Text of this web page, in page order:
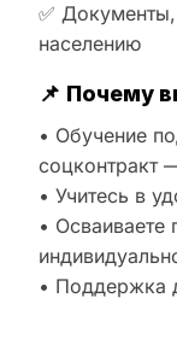
✅
населению
📌 Почему
• Обучение
соцконтракт
• Учитесь в
• Осваиваете
• Поддержка